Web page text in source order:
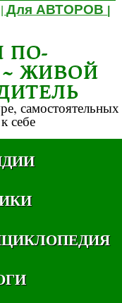
|Для АВТОРОВ
ПО-
ЖИВОЙ
самостоятельных
себе